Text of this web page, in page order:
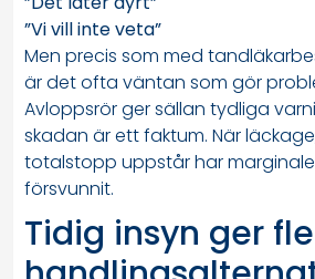
”Vi vill inte veta”
Men precis som med
är det ofta väntan som gör
Avloppsrör ger sällan tydliga
skadan är ett faktum. När
totalstopp uppstår har
försvunnit.
Tidig insyn ger